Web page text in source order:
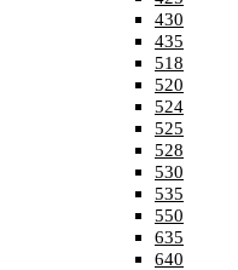
430
435
518
520
524
525
528
530
535
550
635
640